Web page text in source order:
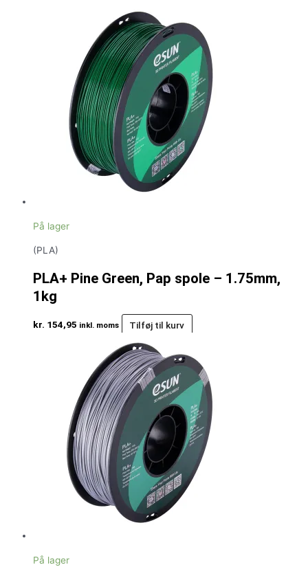
På lager
(PLA)
PLA+ Pine Green, Pap spole – 1.75mm,
1kg
kr. 154,95 inkl. moms Tilføj til kurv
På lager